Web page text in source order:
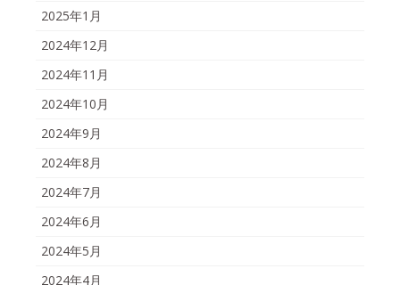
2025年1月
2024年12月
2024年11月
2024年10月
2024年9月
2024年8月
2024年7月
2024年6月
2024年5月
2024年4月